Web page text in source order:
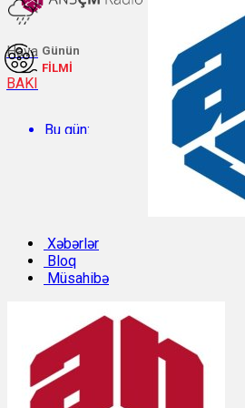
Hava
BAKI
Bu gün:
Temperatur: 27°C. Rütubət: 61%.
Sabah:
Günün
FİLMİ
Xəbərlər
Bloq
Müsahibə